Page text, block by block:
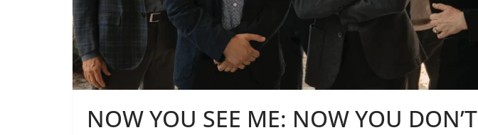
NOW YOU SEE ME: NOW YOU DON’T